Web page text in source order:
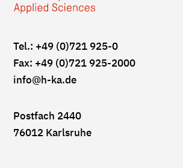
Tel.: +49 (0)721 925-0
Fax: +49 (0)721 925-2000
info@h-ka.de
Postfach 2440
76012 Karlsruhe